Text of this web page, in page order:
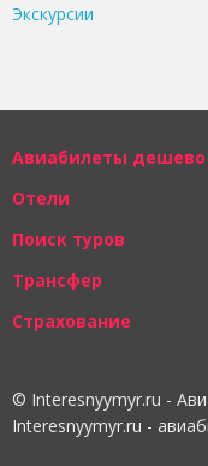
Экскурсии
Авиабилеты дешево
Отели
Поиск туров
Трансфер
Страхование
© Interesnyymyr.ru -
Interesnyymyr.ru -